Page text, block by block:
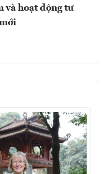
và hoạt động tư